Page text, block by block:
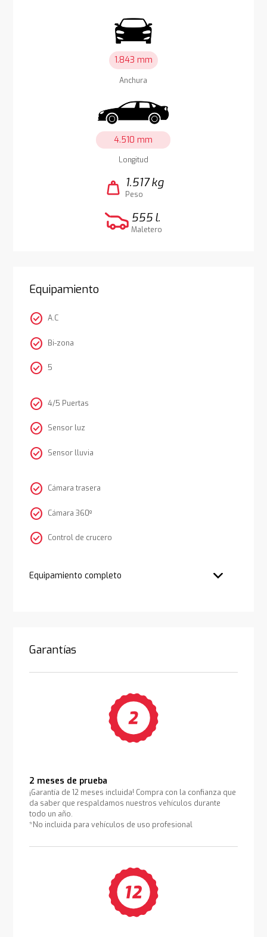
1.843 mm
Anchura
4.510 mm
Longitud
weight 1.517 kg
Peso
555 l.
Maletero
Equipamiento
check_circle A.C
check_circle Bi-zona
check_circle 5
check_circle 4/5 Puertas
check_circle Sensor luz
check_circle Sensor lluvia
check_circle Cámara trasera
check_circle Cámara 360º
check_circle Control de crucero
Equipamiento completo
Garantías
2 meses de prueba
¡Garantía de 12 meses incluida! Compra con la confianza que
da saber que respaldamos nuestros vehículos durante
todo un año.
*No incluida para vehículos de uso profesional